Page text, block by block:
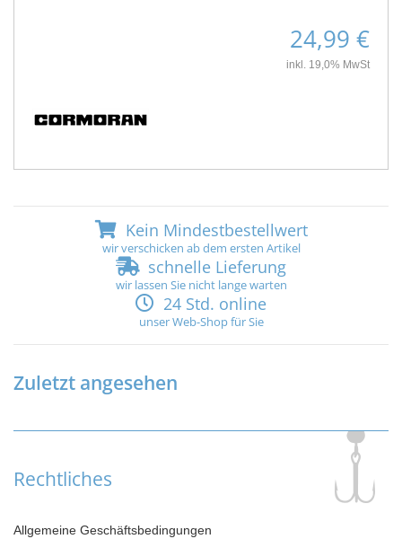
24,99 €
inkl. 19,0% MwSt
Kein Mindestbestellwert
wir verschicken ab dem ersten Artikel
schnelle Lieferung
wir lassen Sie nicht lange warten
24 Std. online
unser Web-Shop für Sie
Zuletzt angesehen
Rechtliches
Allgemeine Geschäftsbedingungen